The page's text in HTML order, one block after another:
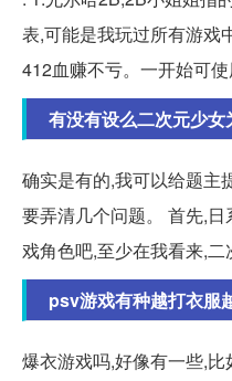
表,可能是我玩过所有游戏
412血赚不亏。一开始可使
有没有设么二次元少
确实是有的,我可以给题主
要弄清几个问题。 首先,
戏角色吧,至少在我看来,二
psv游戏有种越打衣服
爆衣游戏吗,好像有一些,